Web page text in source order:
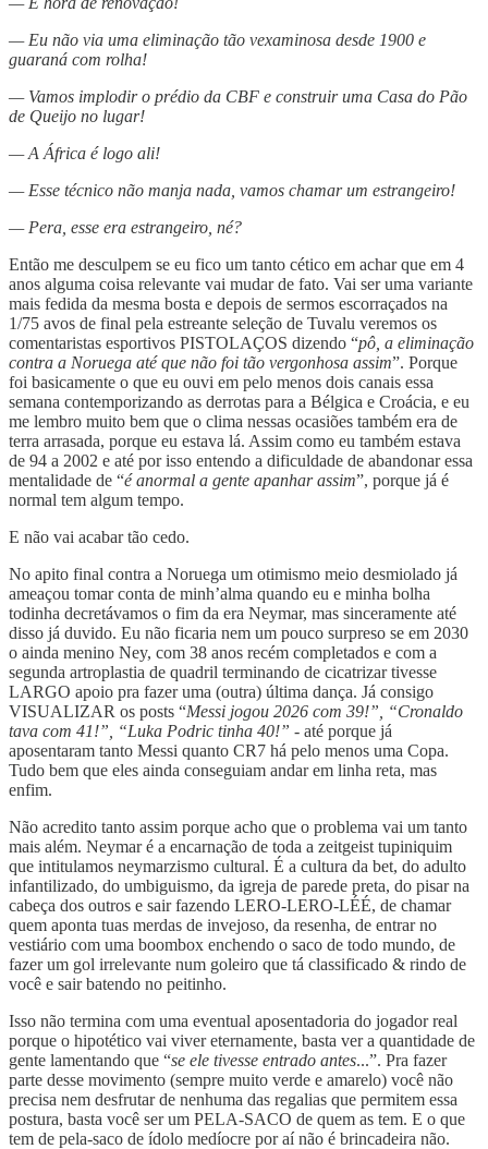
— Eu não via uma eliminação tão vexaminosa desde 1900 e
guaraná com rolha!
— Vamos implodir o prédio da CBF e construir uma Casa do Pão
de Queijo no lugar!
— A África é logo ali!
— Esse técnico não manja nada, vamos chamar um estrangeiro!
— Pera, esse era estrangeiro, né?
Então me desculpem se eu fico um tanto cético em achar que em 4
anos alguma coisa relevante vai mudar de fato. Vai ser uma variante
mais fedida da mesma bosta e depois de sermos escorraçados na
1/75 avos de final pela estreante seleção de Tuvalu veremos os
comentaristas esportivos PISTOLAÇOS dizendo “pô, a eliminação
contra a Noruega até que não foi tão vergonhosa assim”. Porque
foi basicamente o que eu ouvi em pelo menos dois canais essa
semana contemporizando as derrotas para a Bélgica e Croácia, e eu
me lembro muito bem que o clima nessas ocasiões também era de
terra arrasada, porque eu estava lá. Assim como eu também estava
de 94 a 2002 e até por isso entendo a dificuldade de abandonar essa
mentalidade de “é anormal a gente apanhar assim”, porque já é
normal tem algum tempo.
E não vai acabar tão cedo.
No apito final contra a Noruega um otimismo meio desmiolado já
ameaçou tomar conta de minh’alma quando eu e minha bolha
todinha decretávamos o fim da era Neymar, mas sinceramente até
disso já duvido. Eu não ficaria nem um pouco surpreso se em 2030
o ainda menino Ney, com 38 anos recém completados e com a
segunda artroplastia de quadril terminando de cicatrizar tivesse
LARGO apoio pra fazer uma (outra) última dança. Já consigo
VISUALIZAR os posts “Messi jogou 2026 com 39!”, “Cronaldo
tava com 41!”, “Luka Podric tinha 40!” - até porque já
aposentaram tanto Messi quanto CR7 há pelo menos uma Copa.
Tudo bem que eles ainda conseguiam andar em linha reta, mas
enfim.
Não acredito tanto assim porque acho que o problema vai um tanto
mais além. Neymar é a encarnação de toda a zeitgeist tupiniquim
que intitulamos neymarzismo cultural. É a cultura da bet, do adulto
infantilizado, do umbiguismo, da igreja de parede preta, do pisar na
cabeça dos outros e sair fazendo LERO-LERO-LÉÉ, de chamar
quem aponta tuas merdas de invejoso, da resenha, de entrar no
vestiário com uma boombox enchendo o saco de todo mundo, de
fazer um gol irrelevante num goleiro que tá classificado & rindo de
você e sair batendo no peitinho.
Isso não termina com uma eventual aposentadoria do jogador real
porque o hipotético vai viver eternamente, basta ver a quantidade de
gente lamentando que “se ele tivesse entrado antes...”. Pra fazer
parte desse movimento (sempre muito verde e amarelo) você não
precisa nem desfrutar de nenhuma das regalias que permitem essa
postura, basta você ser um PELA-SACO de quem as tem. E o que
tem de pela-saco de ídolo medíocre por aí não é brincadeira não.